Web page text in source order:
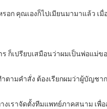
ก คุณเองก็ไปเมียนมามาแล้ว
ก็เปรียบเสมือนว่าผมเป็นพ่อแม่ข
ตามคำสั่ง ต้องเรียกผมว่าผู้บัญช
เราจัดตั้งทีมแพทย์ภาคสนาม เ